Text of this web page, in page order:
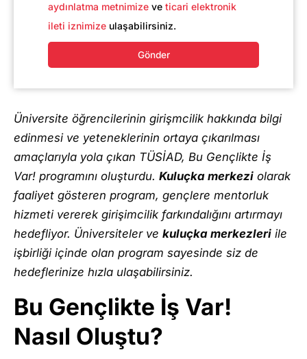
aydınlatma metnimize ve ticari elektronik
ileti iznimize ulaşabilirsiniz.
Gönder
Üniversite öğrencilerinin girişmcilik hakkında bilgi
edinmesi ve yeteneklerinin ortaya çıkarılması
amaçlarıyla yola çıkan TÜSİAD, Bu Gençlikte İş
Var! programını oluşturdu. Kuluçka merkezi olarak
faaliyet gösteren program, gençlere mentorluk
hizmeti vererek girişimcilik farkındalığını artırmayı
hedefliyor. Üniversiteler ve kuluçka merkezleri ile
işbirliği içinde olan program sayesinde siz de
hedeflerinize hızla ulaşabilirsiniz.
Bu Gençlikte İş Var!
Nasıl Oluştu?